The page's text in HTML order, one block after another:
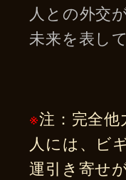
人との外交
未来を表し
※注：完全
人には、ビ
運引き寄せ